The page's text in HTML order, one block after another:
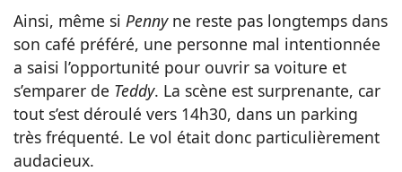
Ainsi, même si Pennyne reste pas longtemps dans
son café préféré, une personne mal intentionnée
a saisi l’opportunité pour ouvrir sa voiture et
s’emparer de Teddy. La scène est surprenante, car
tout s’est déroulé vers 14h30, dans un parking
très fréquenté. Le vol était donc particulièrement
audacieux.